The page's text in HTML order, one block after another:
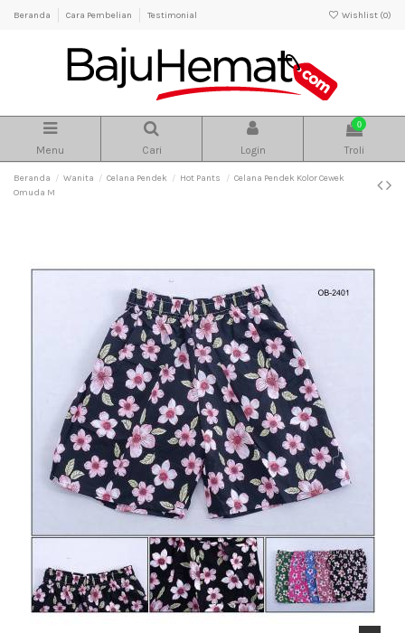
Beranda Cara Pembelian Testimonial Wishlist (0)
Menu Cari Login
0
Troli
Beranda Wanita Celana Pendek Hot Pants
Celana Pendek Kolor Cewek
Omuda M